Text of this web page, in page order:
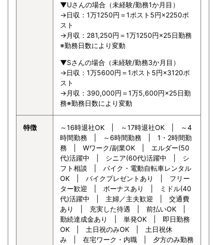
▼Uさんの場合（未経験/勤務1か月目）
→日収：1万1250円＝1ポスト5円×2250ポ
スト
→月収：281,250円＝1万1250円×25日勤務
※勤務日数により変動
▼Sさんの場合（未経験/勤務3か月目）
→日収：1万5600円＝1ポスト5円×3120ポ
スト
→月収：390,000円＝1万5,600円×25日勤
務※勤務日数により変動
特徴
～16時退社OK | ～17時退社OK | ～4
時間勤務 | ～6時間勤務 | 1・2時間勤
務 | Wワーク/副業OK | エルダー(50
代)活躍中 | シニア(60代)活躍中 | シ
フト相談 | バイク・電動自転車レンタル
OK | バイクプレゼントあり | フリー
ター歓迎 | ボーナスあり | ミドル(40
代)活躍中 | 主婦／主夫歓迎 | 交通費
あり | 充実した待遇 | 前払いOK |
勤続達成金あり | 単発OK | 即日勤務
OK | 土日祝のみOK | 土日祝休
み | 在宅ワーク・内職 | 夕方のみ勤務